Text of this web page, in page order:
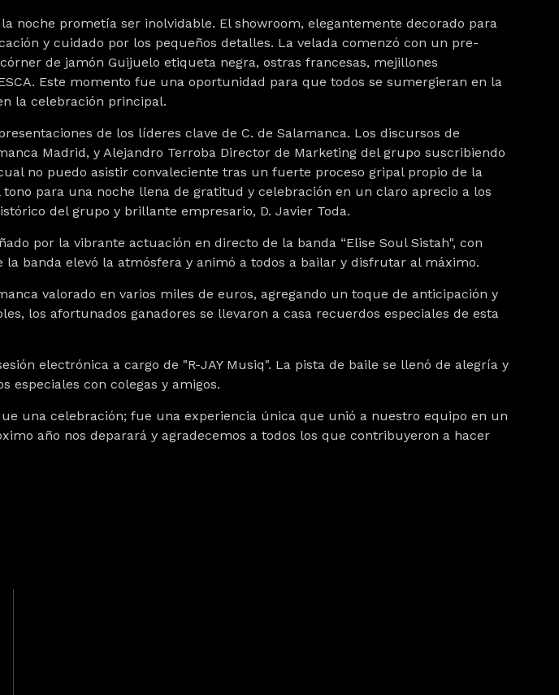
noche prometía ser inolvidable. El showroom, elegantemente decorado para
y cuidado por los pequeños detalles. La velada comenzó con un pre-
de jamón Guijuelo etiqueta negra, ostras francesas, mejillones
Este momento fue una oportunidad para que todos se sumergieran en la
la celebración principal.
de los líderes clave de C. de Salamanca. Los discursos de
Madrid, y Alejandro Terroba Director de Marketing del grupo suscribiendo
no puedo asistir convaleciente tras un fuerte proceso gripal propio de la
para una noche llena de gratitud y celebración en un claro aprecio a los
del grupo y brillante empresario, D. Javier Toda.
por la vibrante actuación en directo de la banda “Elise Soul Sistah", con
la banda elevó la atmósfera y animó a todos a bailar y disfrutar al máximo.
valorado en varios miles de euros, agregando un toque de anticipación y
los afortunados ganadores se llevaron a casa recuerdos especiales de esta
electrónica a cargo de "R-JAY Musiq". La pista de baile se llenó de alegría y
con colegas y amigos.
una celebración; fue una experiencia única que unió a nuestro equipo en un
año nos deparará y agradecemos a todos los que contribuyeron a hacer